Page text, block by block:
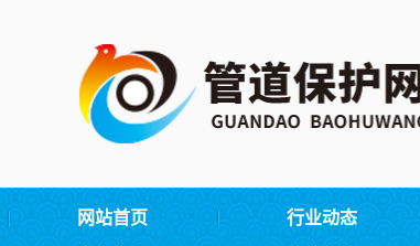
网站首页 行业动态